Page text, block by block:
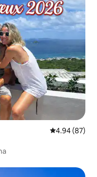
Calificación
4.94 (87)